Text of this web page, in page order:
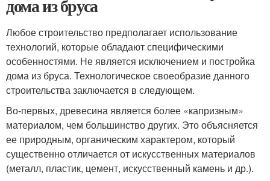
дома из бруса
Любое строительство предполагает использование
технологий, которые обладают специфическими
особенностями. Не является исключением и постройка
дома из бруса. Технологическое своеобразие данного
строительства заключается в следующем.
Во-первых, древесина является более «капризным»
материалом, чем большинство других. Это объясняется
ее природным, органическим характером, который
существенно отличается от искусственных материалов
(металл, пластик, цемент, искусственный камень и др.).